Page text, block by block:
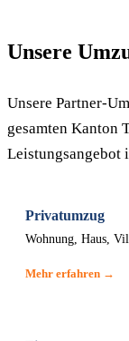
Unsere
Unsere Partner-
gesamten Kanton
Leistungsangebot
Privatumzug
Wohnung, Haus,
Mehr erfahren →